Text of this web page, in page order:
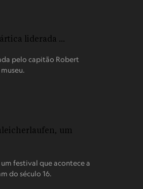
pelo capitão Robert
festival que acontece a
do século 16.